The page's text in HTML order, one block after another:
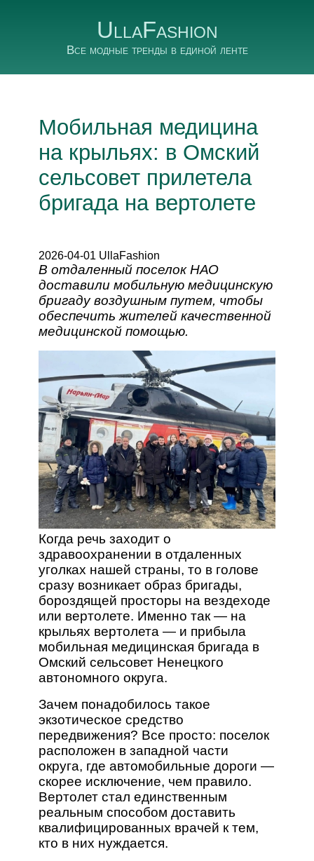
UllaFashion
Все модные тренды в единой ленте
Мобильная медицина
на крыльях: в Омский
сельсовет прилетела
бригада на вертолете
2026-04-01 UllaFashion
В отдаленный поселок НАО
доставили мобильную медицинскую
бригаду воздушным путем, чтобы
обеспечить жителей качественной
медицинской помощью.
Когда речь заходит о
здравоохранении в отдаленных
уголках нашей страны, то в голове
сразу возникает образ бригады,
бороздящей просторы на вездеходе
или вертолете. Именно так — на
крыльях вертолета — и прибыла
мобильная медицинская бригада в
Омский сельсовет Ненецкого
автономного округа.
Зачем понадобилось такое
экзотическое средство
передвижения? Все просто: поселок
расположен в западной части
округа, где автомобильные дороги —
скорее исключение, чем правило.
Вертолет стал единственным
реальным способом доставить
квалифицированных врачей к тем,
кто в них нуждается.